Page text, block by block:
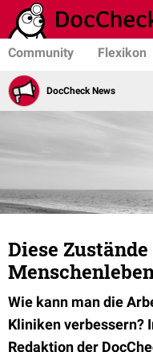
Community Flexikon
DocCheck News
Diese
Wie kann man die
Kliniken verbessern?
Redaktion der